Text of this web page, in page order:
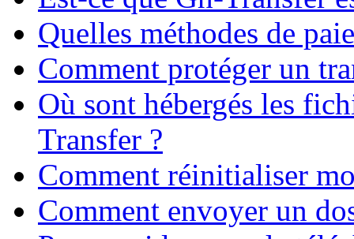
Quelles méthodes de
Comment protéger un
Où sont hébergés les
Transfer ?
Comment réinitialiser
Comment envoyer un